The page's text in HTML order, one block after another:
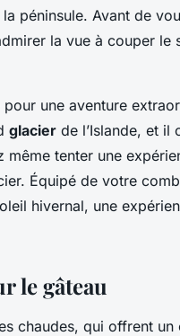
péninsule. Avant de
la vue à couper le
une aventure
glacier de l’Islande, et il
même tenter une
Équipé de votre
hivernal, une
le gâteau
chaudes, qui offrent un